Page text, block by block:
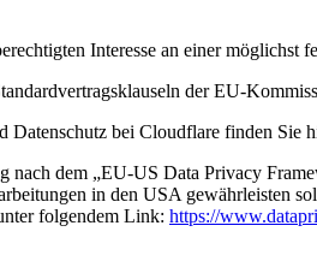
Interesse an einer
der EU-
Datenschutz bei Cloudflare finden Sie
nach dem „EU-US Data Privacy
in den USA gewährleisten
folgendem Link: https://